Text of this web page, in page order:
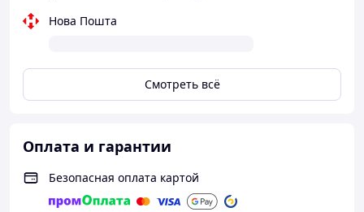
Нова Пошта
Смотреть всё
Оплата и гарантии
Безопасная оплата картой